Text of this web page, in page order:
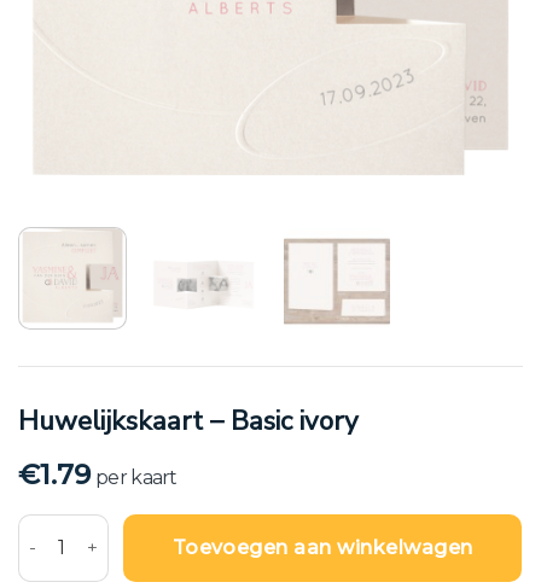
Huwelijkskaart – Basic ivory
€1.79 per kaart
Huwelijkskaart - Basic ivory aantal
Toevoegen aan winkelwagen